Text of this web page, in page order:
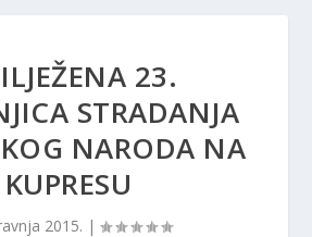
23.
STRADANJA
NARODA NA
KUPRESU
2015. |